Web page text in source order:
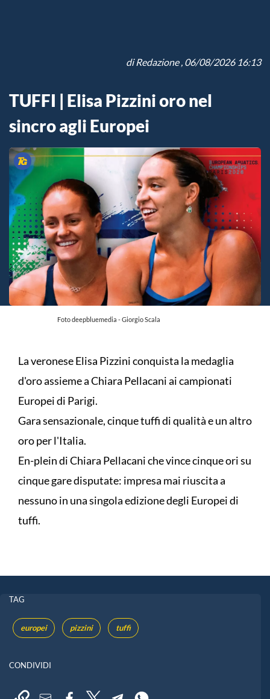
diRedazione, 06/08/2026 16:13
TUFFI | Elisa Pizzini oro nel
sincro agli Europei
Foto deepbluemedia - Giorgio Scala
La veronese Elisa Pizzini conquista la medaglia
d'oro assieme a Chiara Pellacani ai campionati
Europei di Parigi.
Gara sensazionale, cinque tuffi di qualità e un altro
oro per l'Italia.
En-plein di Chiara Pellacani che vince cinque ori su
cinque gare disputate: impresa mai riuscita a
nessuno in una singola edizione degli Europei di
tuffi.
TAG
europei pizzini tuffi
CONDIVIDI